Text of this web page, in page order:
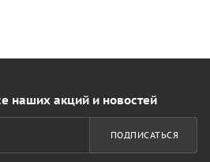
наших акций и новостей
ПОДПИСАТЬСЯ